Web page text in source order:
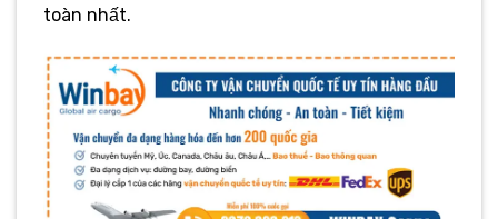
toàn nhất.